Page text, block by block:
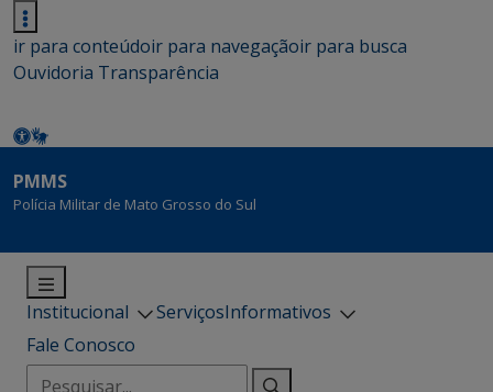
ir para conteúdoir para navegaçãoir para busca
Ouvidoria Transparência
PMMS
Polícia Militar de Mato Grosso do Sul
Institucional ServiçosInformativos
Fale Conosco
Pesquisar